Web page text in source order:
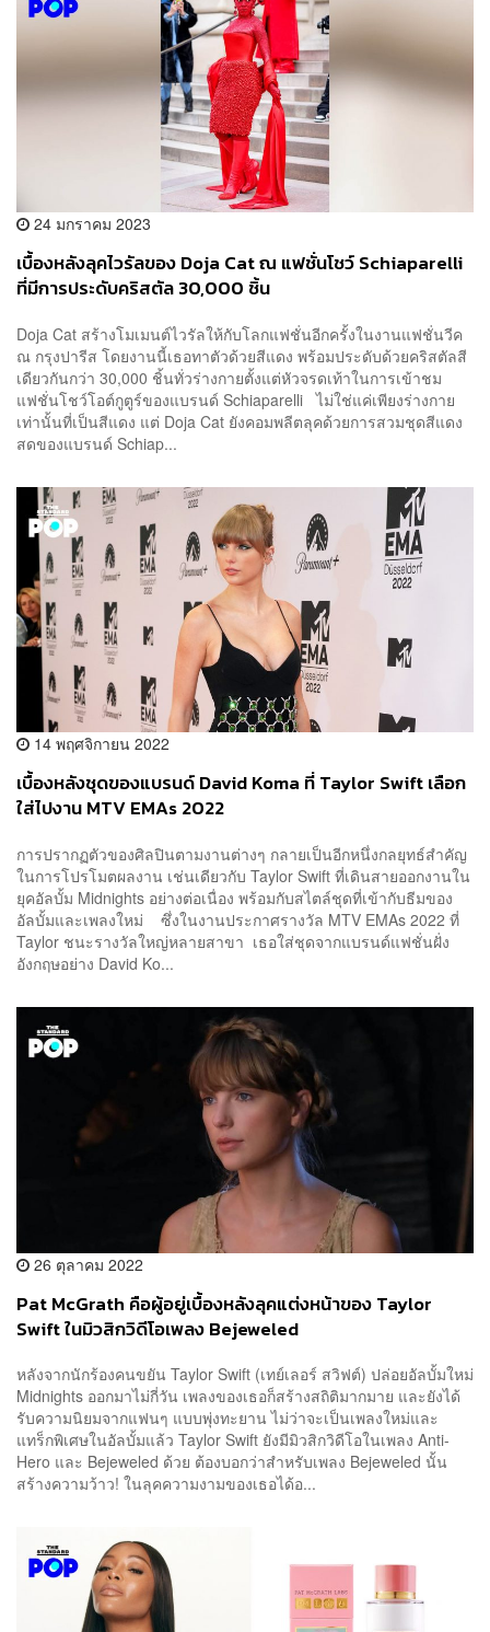
24 มกราคม 2023
เบื้องหลังลุคไวรัลของ Doja Cat ณ แฟชั่นโชว์ Schiaparelli
ที่มีการประดับคริสตัล 30,000 ชิ้น
Doja Cat สร้างโมเมนต์ไวรัลให้กับโลกแฟชั่นอีกครั้งในงานแฟชั่นวีค
ณ กรุงปารีส โดยงานนี้เธอทาตัวด้วยสีแดง พร้อมประดับด้วยคริสตัลสี
เดียวกันกว่า 30,000 ชิ้นทั่วร่างกายตั้งแต่หัวจรดเท้าในการเข้าชม
แฟชั่นโชว์โอต์กูตูร์ของแบรนด์ Schiaparelli ไม่ใช่แค่เพียงร่างกาย
เท่านั้นที่เป็นสีแดง แต่ Doja Cat ยังคอมพลีตลุคด้วยการสวมชุดสีแดง
สดของแบรนด์ Schiap...
14 พฤศจิกายน 2022
เบื้องหลังชุดของแบรนด์ David Koma ที่ Taylor Swift เลือก
ใส่ไปงาน MTV EMAs 2022
การปรากฏตัวของศิลปินตามงานต่างๆ กลายเป็นอีกหนึ่งกลยุทธ์สำคัญ
ในการโปรโมตผลงาน เช่นเดียวกับ Taylor Swift ที่เดินสายออกงานใน
ยุคอัลบั้ม Midnights อย่างต่อเนื่อง พร้อมกับสไตล์ชุดที่เข้ากับธีมของ
อัลบั้มและเพลงใหม่ ซึ่งในงานประกาศรางวัล MTV EMAs 2022 ที่
Taylor ชนะรางวัลใหญ่หลายสาขา เธอใส่ชุดจากแบรนด์แฟชั่นฝั่ง
อังกฤษอย่าง David Ko...
26 ตุลาคม 2022
Pat McGrath คือผู้อยู่เบื้องหลังลุคแต่งหน้าของ Taylor
Swift ในมิวสิกวิดีโอเพลง Bejeweled
หลังจากนักร้องคนขยัน Taylor Swift (เทย์เลอร์ สวิฟต์) ปล่อยอัลบั้มใหม่
Midnights ออกมาไม่กี่วัน เพลงของเธอก็สร้างสถิติมากมาย และยังได้
รับความนิยมจากแฟนๆ แบบพุ่งทะยาน ไม่ว่าจะเป็นเพลงใหม่และ
แทร็กพิเศษในอัลบั้มแล้ว Taylor Swift ยังมีมิวสิกวิดีโอในเพลง Anti-
Hero และ Bejeweled ด้วย ต้องบอกว่าสำหรับเพลง Bejeweled นั้น
สร้างความว้าว! ในลุคความงามของเธอได้อ...